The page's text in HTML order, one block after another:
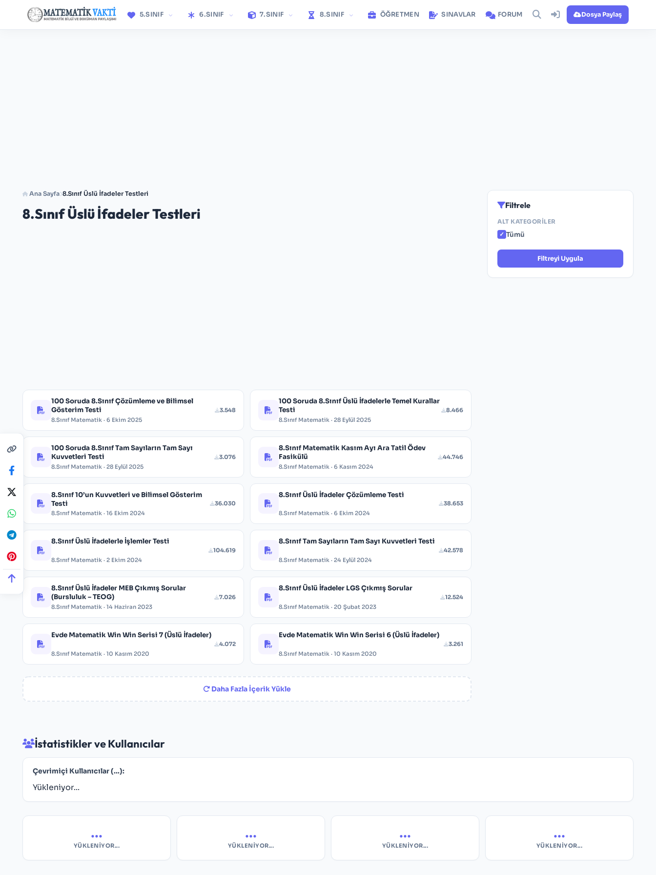
5.SINIF 6.SINIF 7.SINIF 8.SINIF ÖĞRETMEN SINAVLAR FORUM Dosya Paylaş
Ana Sayfa 8.Sınıf Üslü İfadeler Testleri
8.Sınıf Üslü İfadeler Testleri
100 Soruda 8.Sınıf Çözümleme ve Bilimsel
Gösterim Testi
8.Sınıf Matematik · 6 Ekim 2025
3.548
100 Soruda 8.Sınıf Üslü İfadelerle Temel Kurallar
Testi
8.Sınıf Matematik · 28 Eylül 2025
8.466
100 Soruda 8.Sınıf Tam Sayıların Tam Sayı
Kuvvetleri Testi
8.Sınıf Matematik · 28 Eylül 2025
3.076
8.Sınıf Matematik Kasım Ayı Ara Tatil Ödev
Fasikülü
8.Sınıf Matematik · 6 Kasım 2024
44.746
8.Sınıf 10’un Kuvvetleri ve Bilimsel Gösterim
Testi
8.Sınıf Matematik · 16 Ekim 2024
36.030
8.Sınıf Üslü İfadeler Çözümleme Testi
8.Sınıf Matematik · 6 Ekim 2024
38.653
8.Sınıf Üslü İfadelerle İşlemler Testi
8.Sınıf Matematik · 2 Ekim 2024
104.619
8.Sınıf Tam Sayıların Tam Sayı Kuvvetleri Testi
8.Sınıf Matematik · 24 Eylül 2024
42.578
8.Sınıf Üslü İfadeler MEB Çıkmış Sorular
(Bursluluk – TEOG)
8.Sınıf Matematik · 14 Haziran 2023
7.026
8.Sınıf Üslü İfadeler LGS Çıkmış Sorular
8.Sınıf Matematik · 20 Şubat 2023
12.524
Evde Matematik Win Win Serisi 7 (Üslü İfadeler)
8.Sınıf Matematik · 10 Kasım 2020
4.072
Evde Matematik Win Win Serisi 6 (Üslü İfadeler)
8.Sınıf Matematik · 10 Kasım 2020
3.261
Daha Fazla İçerik Yükle
Filtrele
ALT KATEGORILER
Tümü
Filtreyi Uygula
İstatistikler ve Kullanıcılar
Çevrimiçi Kullanıcılar (...):
Yükleniyor...
...
YÜKLENIYOR...
...
YÜKLENIYOR...
...
YÜKLENIYOR...
...
YÜKLENIYOR...